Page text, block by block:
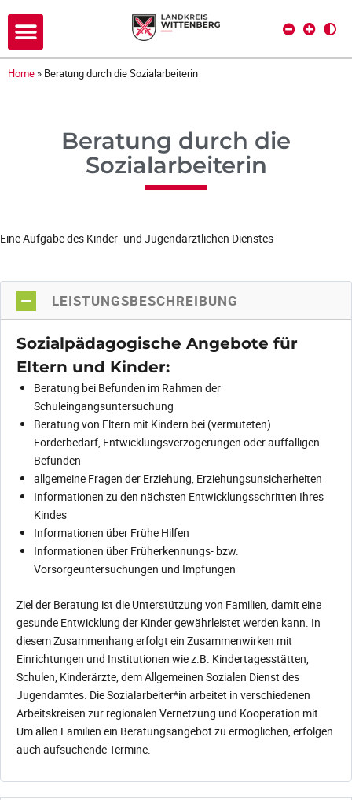
Home » Beratung durch die Sozialarbeiterin
Beratung durch die
Sozialarbeiterin
Eine Aufgabe des Kinder- und Jugendärztlichen Dienstes
LEISTUNGSBESCHREIBUNG
Sozialpädagogische Angebote für
Eltern und Kinder:
Beratung bei Befunden im Rahmen der
Schuleingangsuntersuchung
Beratung von Eltern mit Kindern bei (vermuteten)
Förderbedarf, Entwicklungsverzögerungen oder auffälligen
Befunden
allgemeine Fragen der Erziehung, Erziehungsunsicherheiten
Informationen zu den nächsten Entwicklungsschritten Ihres
Kindes
Informationen über Frühe Hilfen
Informationen über Früherkennungs- bzw.
Vorsorgeuntersuchungen und Impfungen
Ziel der Beratung ist die Unterstützung von Familien, damit eine
gesunde Entwicklung der Kinder gewährleistet werden kann. In
diesem Zusammenhang erfolgt ein Zusammenwirken mit
Einrichtungen und Institutionen wie z.B. Kindertagesstätten,
Schulen, Kinderärzte, dem Allgemeinen Sozialen Dienst des
Jugendamtes. Die Sozialarbeiter*in arbeitet in verschiedenen
Arbeitskreisen zur regionalen Vernetzung und Kooperation mit.
Um allen Familien ein Beratungsangebot zu ermöglichen, erfolgen
auch aufsuchende Termine.